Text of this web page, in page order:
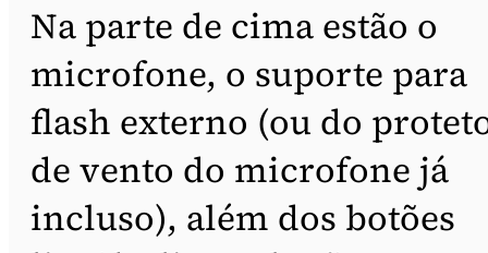
Na parte de cima estão o
microfone, o suporte para
flash externo (ou do
de vento do microfone já
incluso), além dos botões